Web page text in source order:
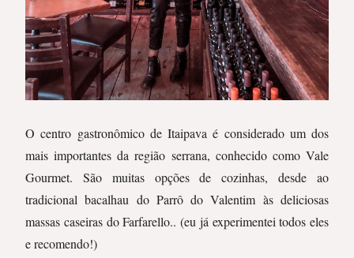
O centro gastronômico de Itaipava é considerado um dos
mais importantes da região serrana, conhecido como Vale
Gourmet. São muitas opções de cozinhas, desde ao
tradicional bacalhau do Parrô do Valentim às deliciosas
massas caseiras do Farfarello.. (eu já experimentei todos eles
e recomendo!)